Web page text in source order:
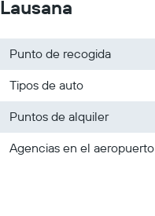
Lausana
Punto de recogida
Tipos de auto
Puntos de alquiler
Agencias en el aeropuerto